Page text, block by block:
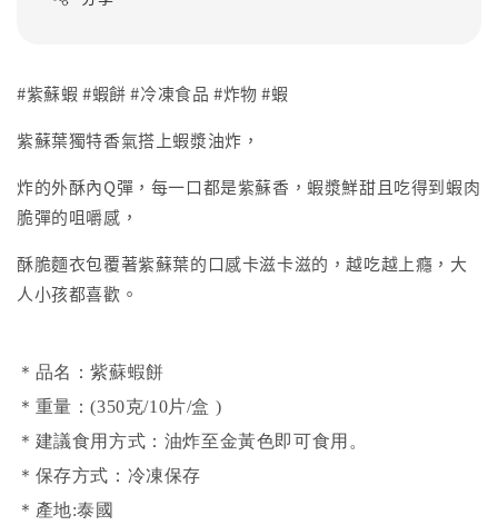
#紫蘇蝦 #蝦餅 #冷凍食品 #炸物 #蝦
紫蘇葉獨特香氣搭上蝦漿油炸，
炸的外酥內Q彈，每一口都是紫蘇香，蝦漿鮮甜且吃得到蝦肉
脆彈的咀嚼感，
酥脆麵衣包覆著紫蘇葉的口感卡滋卡滋的，越吃越上癮，大
人小孩都喜歡。
＊品名：紫蘇蝦餅
＊重量：(350克/10片/盒 )
＊建議食用方式：油炸至金黃色即可食用。
＊保存方式：冷凍保存
＊產地:泰國